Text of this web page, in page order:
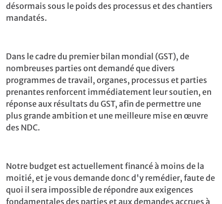
désormais sous le poids des processus et des chantiers
mandatés.
Dans le cadre du premier bilan mondial (GST), de
nombreuses parties ont demandé que divers
programmes de travail, organes, processus et parties
prenantes renforcent immédiatement leur soutien, en
réponse aux résultats du GST, afin de permettre une
plus grande ambition et une meilleure mise en œuvre
des NDC.
Notre budget est actuellement financé à moins de la
moitié, et je vous demande donc d'y remédier, faute de
quoi il sera impossible de répondre aux exigences
fondamentales des parties et aux demandes accrues à